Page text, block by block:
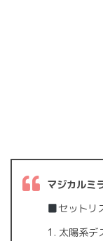
マジカルミ
セットリ
1. 太陽系デ